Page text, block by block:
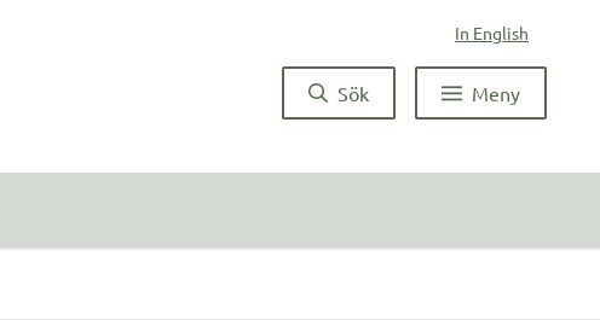
In English
Sök Meny